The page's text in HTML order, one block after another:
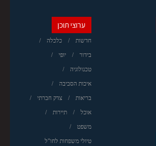
ערוצי תוכן
חדשות כלכלה
בידור יופי
טכנולוגיה
איכות הסביבה
בריאות צדק חברתי
אוכל תיירות
משפט
טיולי משפחות לחו"ל